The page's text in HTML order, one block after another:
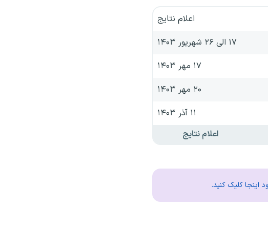
اعلام نتایج
۱۷ الی ۲۶ شهریور ۱۴۰۳
۱۷ مهر ۱۴۰۳
۲۰ مهر ۱۴۰۳
۱۱ آذر ۱۴۰۳
اعلام نتایج
اینجا کلیک کنید.